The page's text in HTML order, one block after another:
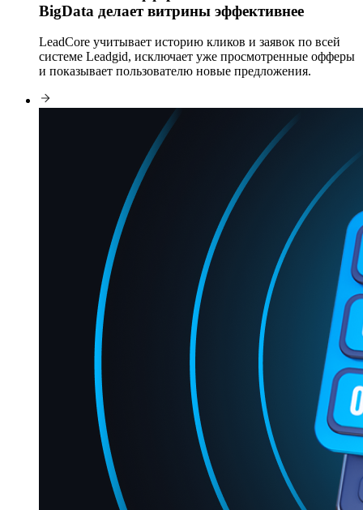
BigData делает витрины эффективнее
LeadCore учитывает историю кликов и заявок по всей
системе Leadgid, исключает уже просмотренные офферы
и показывает пользователю новые предложения.